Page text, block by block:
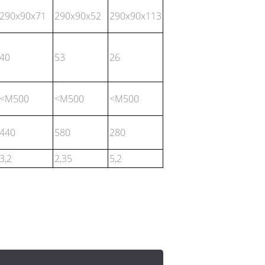
290x90x71 290x90x52
290x90x113
40 53 26
<M500 <M500
<M500
440 580
280
3,2 2,35 5,2